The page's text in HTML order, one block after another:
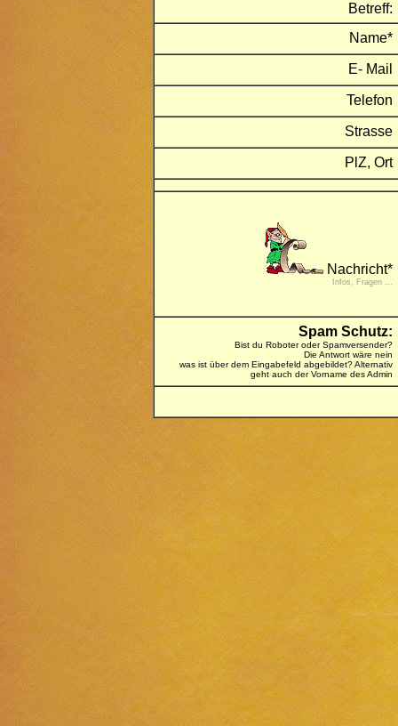
Betreff:
Name*
E- Mail
Telefon
Strasse
PlZ, Ort
Nachricht*
Infos, Fragen ...
Spam Schutz:
Bist du Roboter oder Spamversender?
Die Antwort wäre nein
was ist über dem Eingabefeld abgebildet? Alternativ
geht auch der Vorname des Admin